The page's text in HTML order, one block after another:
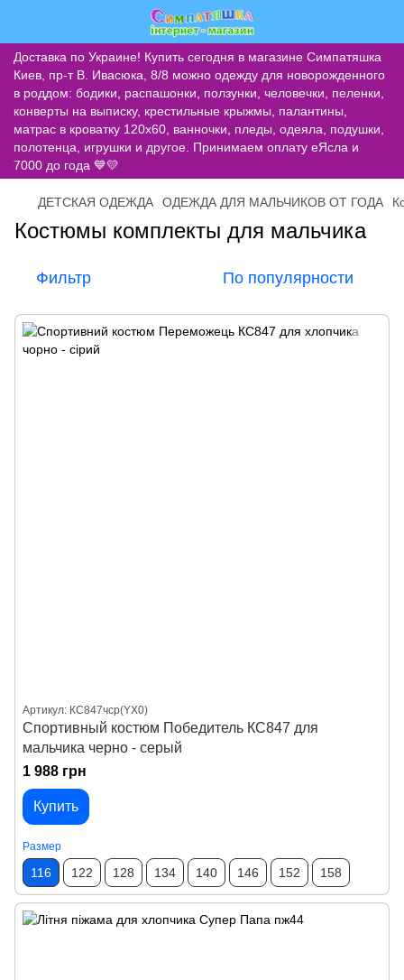
Доставка по Украине! Купить сегодня в магазине Симпатяшка
Киев, пр-т В. Ивасюка, 8/8 можно одежду для новорожденного
в роддом: бодики, распашонки, ползунки, человечки, пеленки,
конверты на выписку, крестильные крыжмы, палантины,
матрас в кроватку 120х60, ванночки, пледы, одеяла, подушки,
полотенца, игрушки и другое. Принимаем оплату еЯсла и
7000 до года 💙💛
ДЕТСКАЯ ОДЕЖДА ОДЕЖДА ДЛЯ МАЛЬЧИКОВ ОТ ГОДА
Костюмы комплекты для мальчика
Фильтр По популярности
Артикул: КС847чср(YX0)
Спортивный костюм Победитель КС847 для
мальчика черно - серый
1 988 грн
Купить
Размер
116 122 128 134 140 146 152 158